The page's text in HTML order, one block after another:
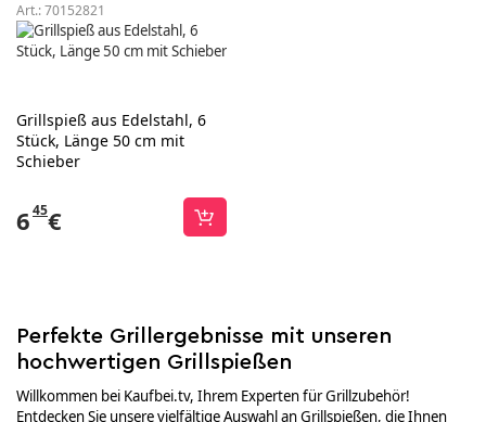
Art.:70152821
Grillspieß aus Edelstahl, 6
Stück, Länge 50 cm mit
Schieber
645€
Perfekte Grillergebnisse mit unseren
hochwertigen Grillspießen
Willkommen bei Kaufbei.tv, Ihrem Experten für Grillzubehör!
Entdecken Sie unsere vielfältige Auswahl an Grillspießen, die Ihnen